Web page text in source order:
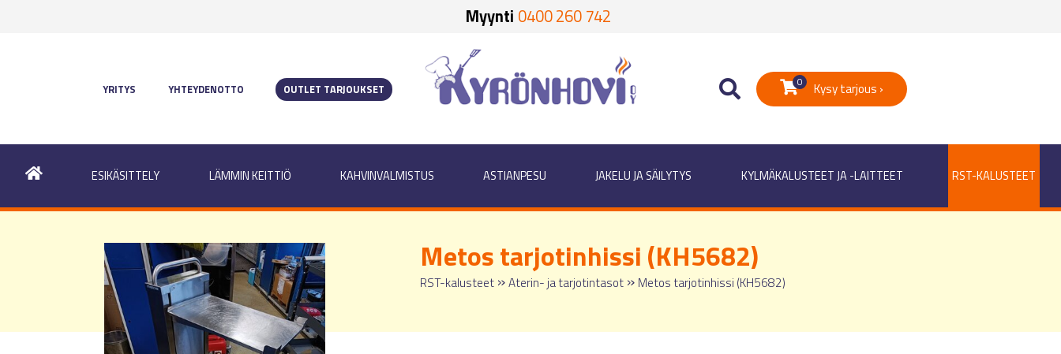
Myynti 0400 260 742
YRITYS YHTEYDENOTTO OUTLET TARJOUKSET
0 Kysy tarjous ›
ESIKÄSITTELY LÄMMIN KEITTIÖ KAHVINVALMISTUS ASTIANPESU JAKELU JA SÄILYTYS KYLMÄKALUSTEET JA -LAITTEET RST-KALUSTEET
Metos tarjotinhissi (KH5682)
RST-kalusteet »Aterin- ja tarjotintasot » Metos tarjotinhissi (KH5682)